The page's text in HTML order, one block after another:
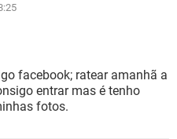
FACEBOOK
EXCEL
GMAIL
facebook; ratear amanhã a
entrar mas é tenho
fotos.